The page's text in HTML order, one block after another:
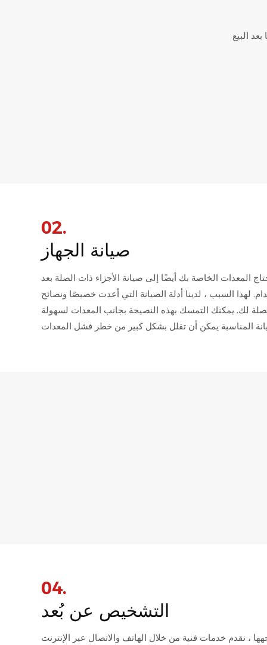
02.
صيانة الجهاز
المعدات الخاصة بك أيضًا إلى صيانة الأجزاء ذات الصلة بعد
لهذا السبب ، لدينا أدلة الصيانة التي أعدت خصيصًا ونصائح
لك. يمكنك التمسك بهذه النصيحة بجانب المعدات لسهولة
04.
التشخيص عن بُعد
، نقدم خدمات فنية من خلال الهاتف والاتصال عبر الإنترنت